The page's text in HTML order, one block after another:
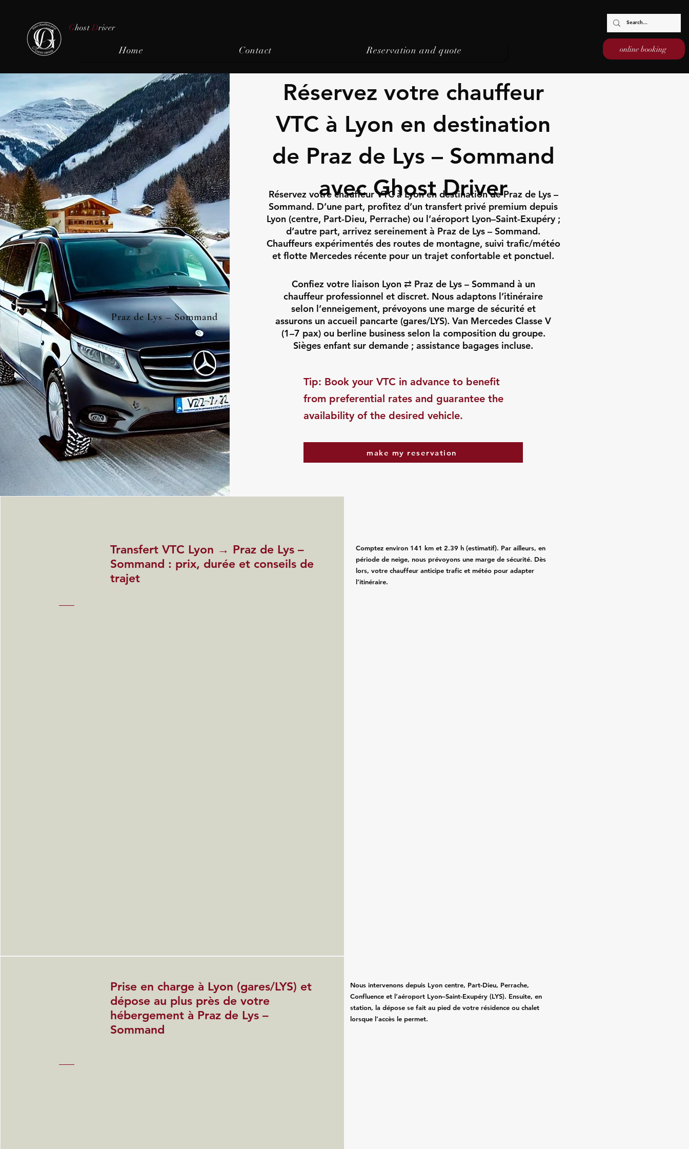
Ghost Driver
Home Contact Reservation and quote online booking
Praz de Lys – Sommand
Réservez votre chauffeur
VTC à Lyon en destination
de Praz de Lys – Sommand
avec Ghost Driver
Réservez votre chauffeur VTC à Lyon en destination de Praz de Lys –
Sommand. D’une part, profitez d’un transfert privé premium depuis
Lyon (centre, Part-Dieu, Perrache) ou l’aéroport Lyon–Saint-Exupéry ;
d’autre part, arrivez sereinement à Praz de Lys – Sommand.
Chauffeurs expérimentés des routes de montagne, suivi trafic/météo
et flotte Mercedes récente pour un trajet confortable et ponctuel.
Confiez votre liaison Lyon ⇄ Praz de Lys – Sommand à un
chauffeur professionnel et discret. Nous adaptons l’itinéraire
selon l’enneigement, prévoyons une marge de sécurité et
assurons un accueil pancarte (gares/LYS). Van Mercedes Classe V
(1–7 pax) ou berline business selon la composition du groupe.
Sièges enfant sur demande ; assistance bagages incluse.
​Tip: Book your VTC in advance to benefit
from preferential rates and guarantee the
availability of the desired vehicle.
make my reservation
Transfert VTC Lyon → Praz de Lys –
Sommand : prix, durée et conseils de
trajet
Comptez environ 141 km et 2.39 h (estimatif). Par ailleurs, en
période de neige, nous prévoyons une marge de sécurité. Dès
lors, votre chauffeur anticipe trafic et météo pour adapter
l’itinéraire.
Prise en charge à Lyon (gares/LYS) et
dépose au plus près de votre
hébergement à Praz de Lys –
Sommand
Nous intervenons depuis Lyon centre, Part-Dieu, Perrache,
Confluence et l’aéroport Lyon–Saint-Exupéry (LYS). Ensuite, en
station, la dépose se fait au pied de votre résidence ou chalet
lorsque l’accès le permet.